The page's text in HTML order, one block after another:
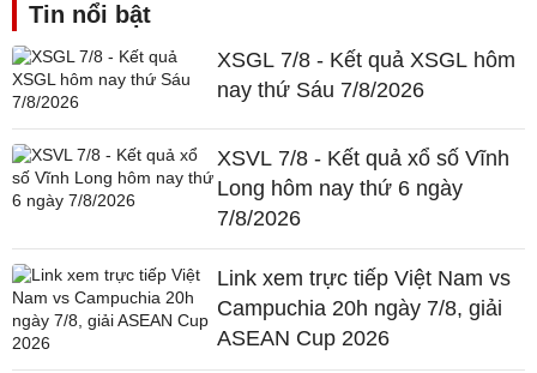
Tin nổi bật
XSGL 7/8 - Kết quả XSGL hôm
nay thứ Sáu 7/8/2026
XSVL 7/8 - Kết quả xổ số Vĩnh
Long hôm nay thứ 6 ngày
7/8/2026
Link xem trực tiếp Việt Nam vs
Campuchia 20h ngày 7/8, giải
ASEAN Cup 2026